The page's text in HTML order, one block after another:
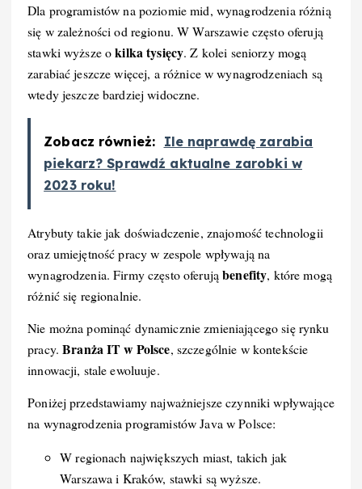
Dla programistów na poziomie mid, wynagrodzenia różnią
się w zależności od regionu. W Warszawie często oferują
stawki wyższe okilka tysięcy. Z kolei seniorzy mogą
zarabiać jeszcze więcej, a różnice w wynagrodzeniach są
wtedy jeszcze bardziej widoczne.
Zobacz również: Ile naprawdę zarabia
piekarz? Sprawdź aktualne zarobki w
2023 roku!
Atrybuty takie jak doświadczenie, znajomość technologii
oraz umiejętność pracy w zespole wpływają na
wynagrodzenia. Firmy często oferująbenefity, które mogą
różnić się regionalnie.
Nie można pominąć dynamicznie zmieniającego się rynku
pracy.Branża IT w Polsce, szczególnie w kontekście
innowacji, stale ewoluuje.
Poniżej przedstawiamy najważniejsze czynniki wpływające
na wynagrodzenia programistów Java w Polsce:
W regionach największych miast, takich jak
Warszawa i Kraków, stawki są wyższe.